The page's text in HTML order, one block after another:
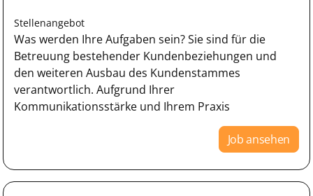
Stellenangebot
Was werden Ihre Aufgaben sein? Sie sind für die
Betreuung bestehender Kundenbeziehungen und
den weiteren Ausbau des Kundenstammes
verantwortlich. Aufgrund Ihrer
Kommunikationsstärke und Ihrem Praxis
Job ansehen